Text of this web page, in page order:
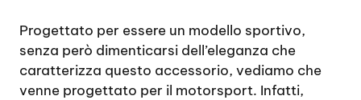
Progettato per essere un modello sportivo,
senza però dimenticarsi dell’eleganza che
caratterizza questo accessorio, vediamo che
venne progettato per il motorsport. Infatti,